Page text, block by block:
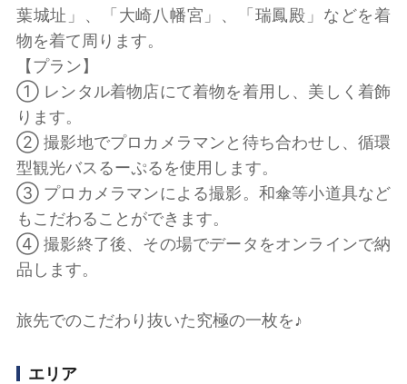
葉城址」、「大崎八幡宮」、「瑞鳳殿」などを着
物を着て周ります。
【プラン】
① レンタル着物店にて着物を着用し、美しく着飾
ります。
② 撮影地でプロカメラマンと待ち合わせし、循環
型観光バスるーぷるを使用します。
③ プロカメラマンによる撮影。和傘等小道具など
もこだわることができます。
④ 撮影終了後、その場でデータをオンラインで納
品します。
旅先でのこだわり抜いた究極の一枚を♪
エリア